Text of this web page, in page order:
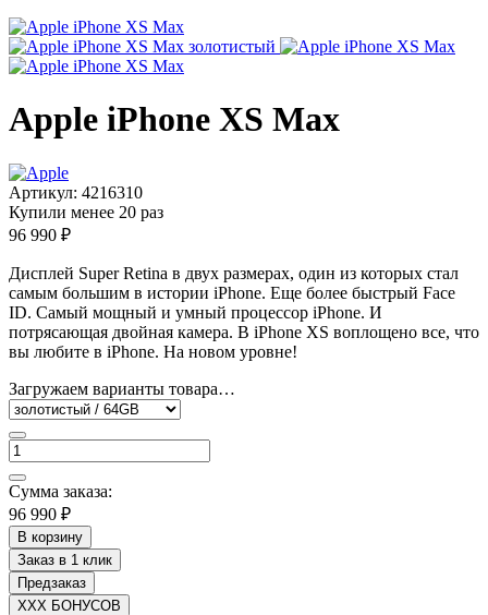
Apple iPhone XS Max
Артикул: 4216310
Купили менее 20 раз
96 990 ₽
Дисплей Super Retina в двух размерах, один из которых стал
самым большим в истории iPhone. Еще более быстрый Face
ID. Самый мощный и умный процессор iPhone. И
потрясающая двойная камера. В iPhone XS воплощено все, что
вы любите в iPhone. На новом уровне!
Загружаем варианты товара…
Сумма заказа:
96 990 ₽
В корзину
Заказ в 1 клик
Предзаказ
XXX БОНУСОВ